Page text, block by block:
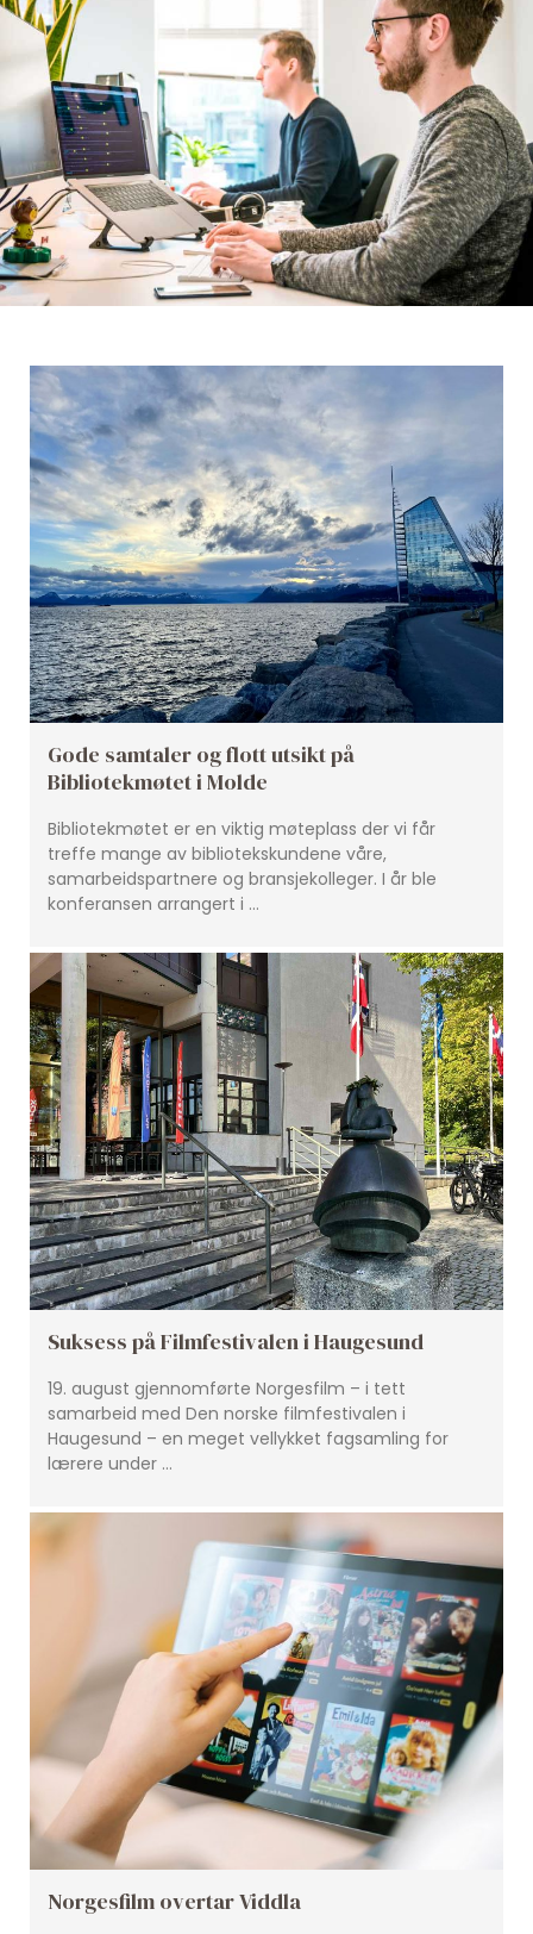
Gode samtaler og flott utsikt på
Bibliotekmøtet i Molde
Bibliotekmøtet er en viktig møteplass der vi får
treffe mange av bibliotekskundene våre,
samarbeidspartnere og bransjekolleger. I år ble
konferansen arrangert i …
Suksess på Filmfestivalen i Haugesund
19. august gjennomførte Norgesfilm – i tett
samarbeid med Den norske filmfestivalen i
Haugesund – en meget vellykket fagsamling for
lærere under …
Norgesfilm overtar Viddla